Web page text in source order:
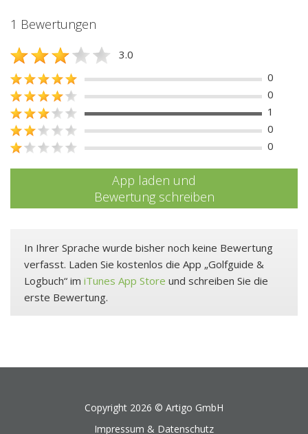
1 Bewertungen
3.0
0
0
1
0
0
App laden und
Bewertung schreiben
In Ihrer Sprache wurde bisher noch keine Bewertung
verfasst. Laden Sie kostenlos die App „Golfguide &
Logbuch“ im iTunes App Store und schreiben Sie die
erste Bewertung.
Copyright 2026 © Artigo GmbH
Impressum & Datenschutz